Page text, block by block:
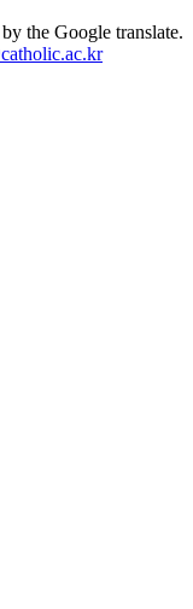
the Google translate.